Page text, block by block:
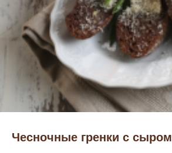
Чесночные гренки с сыром